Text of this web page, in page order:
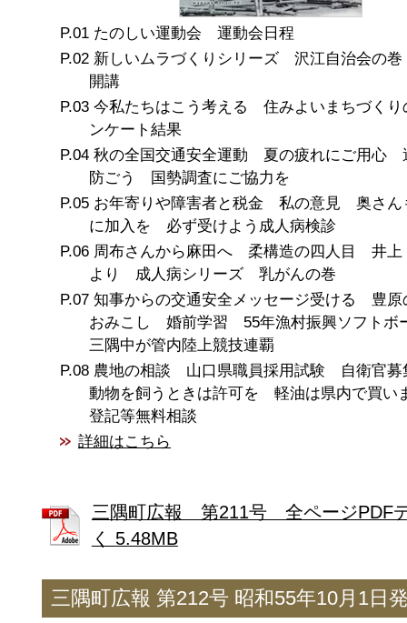
たのしい運動会 運動会日程
新しいムラづくりシリーズ 沢江自治会の
開講
今私たちはこう考える 住みよいまちづくり
ンケート結果
秋の全国交通安全運動 夏の疲れにご用心
防ごう 国勢調査にご協力を
お年寄りや障害者と税金 私の意見 奥さん
に加入を 必ず受けよう成人病検診
周布さんから麻田へ 柔構造の四人目 井
より 成人病シリーズ 乳がんの巻
知事からの交通安全メッセージ受ける 豊原
おみこし 婚前学習 55年漁村振興ソフト
三隅中が管内陸上競技連覇
農地の相談 山口県職員採用試験 自衛官
動物を飼うときは許可を 軽油は県内で買
登記等無料相談
詳細はこちら
三隅町広報 第211号 全ページPDF
く 5.48MB
三隅町広報 第212号 昭和55年10月1日